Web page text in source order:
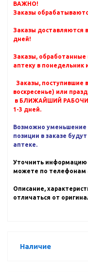
ВАЖНО!
Заказы
Заказы доставляются
дней!
Заказы, обработанные
аптеку в понедельник
Заказы, поступившие
воскресенье) или
в БЛИЖАЙШИЙ
1-3 дней.
Возможно уменьшение
позиции в заказе
аптеке.
Уточнить информацию
можете по телефонам
Описание,
отличаться от
Наличие